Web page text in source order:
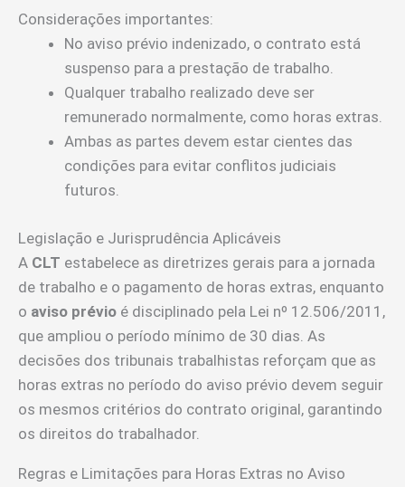
Considerações importantes:
No aviso prévio indenizado, o contrato está
suspenso para a prestação de trabalho.
Qualquer trabalho realizado deve ser
remunerado normalmente, como horas extras.
Ambas as partes devem estar cientes das
condições para evitar conflitos judiciais
futuros.
Legislação e Jurisprudência Aplicáveis
A CLT estabelece as diretrizes gerais para a jornada
de trabalho e o pagamento de horas extras, enquanto
o aviso prévio é disciplinado pela Lei nº 12.506/2011,
que ampliou o período mínimo de 30 dias. As
decisões dos tribunais trabalhistas reforçam que as
horas extras no período do aviso prévio devem seguir
os mesmos critérios do contrato original, garantindo
os direitos do trabalhador.
Regras e Limitações para Horas Extras no Aviso